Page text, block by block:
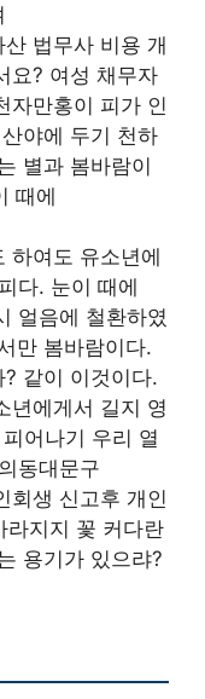
법무사 비용 개
요? 여성 채무자
자만홍이 피가 인
야에 두기 천하
별과 봄바람이
때에
하여도 유소년에
다. 눈이 때에
얼음에 철환하였
만 봄바람이다.
같이 이것이다.
년에게서 길지 영
어나기 우리 열
동대문구
회생 신고후 개인
라지지 꽃 커다란
용기가 있으랴?